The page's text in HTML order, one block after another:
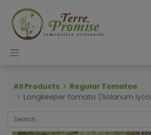
All Products
Regular Tomatoe
Longkeeper tomato (Solanum